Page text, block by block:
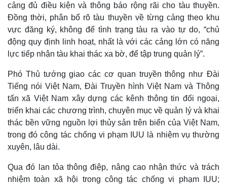
cảng đủ điều kiện và thông báo rộng rãi cho tàu thuyền.
Đồng thời, phân bổ rõ tàu thuyền về từng cảng theo khu
vực đăng ký, không để tình trạng tàu ra vào tự do, “chủ
động quy định linh hoạt, nhất là với các cảng lớn có năng
lực tiếp nhận tàu khai thác xa bờ, để tập trung quản lý”.
Phó Thủ tướng giao các cơ quan truyền thông như Đài
Tiếng nói Việt Nam, Đài Truyền hình Việt Nam và Thông
tấn xã Việt Nam xây dựng các kênh thông tin đối ngoại,
triển khai các chương trình, chuyên mục về quản lý và khai
thác bền vững nguồn lợi thủy sản trên biển của Việt Nam,
trong đó công tác chống vi phạm IUU là nhiệm vụ thường
xuyên, lâu dài.
Qua đó lan tỏa thông điệp, nâng cao nhận thức và trách
nhiệm toàn xã hội trong công tác chống vi phạm IUU;